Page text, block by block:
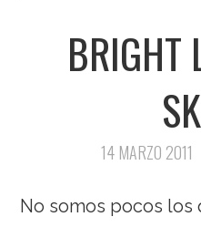
BRIGHT
14 MARZO 2011
No somos pocos